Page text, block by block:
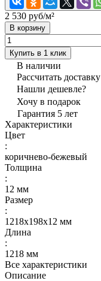
2 530 руб/м²
В корзину
Купить в 1 клик
В наличии
Рассчитать доставку
Нашли дешевле?
Хочу в подарок
Гарантия 5 лет
Характеристики
Цвет
:
коричнево-бежевый
Толщина
:
12 мм
Размер
:
1218х198х12 мм
Длина
:
1218 мм
Все характеристики
Описание